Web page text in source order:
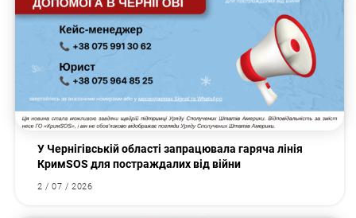
У Чернігівській області запрацювала гаряча лінія
КримSOS для постраждалих від війни
2 / 07 / 2026